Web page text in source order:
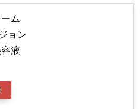
ム
ョン
液